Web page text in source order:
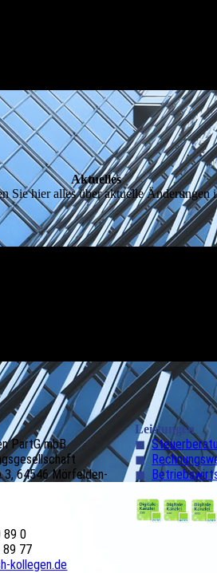
Aktuelles
Sie hier alles über aktuelle
PartG mbB
3, 64546 Mörfelden-
89 0
89 77
kollegen.de
Leistungen
◼
◼
◼